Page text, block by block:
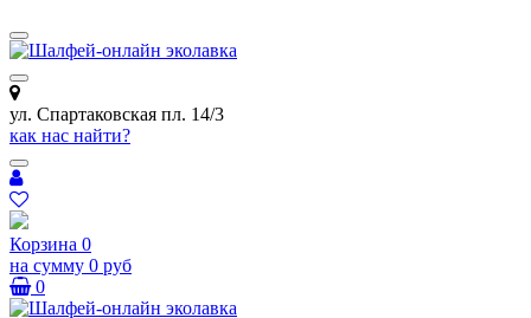
ул. Спартаковская пл. 14/3
как нас найти?
Корзина 0
на сумму 0 руб
0